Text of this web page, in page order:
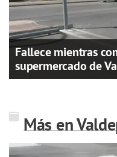
Fallece mientras
supermercado de
Más en